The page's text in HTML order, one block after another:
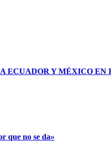
ECUADOR Y MÉXICO
que no se da»